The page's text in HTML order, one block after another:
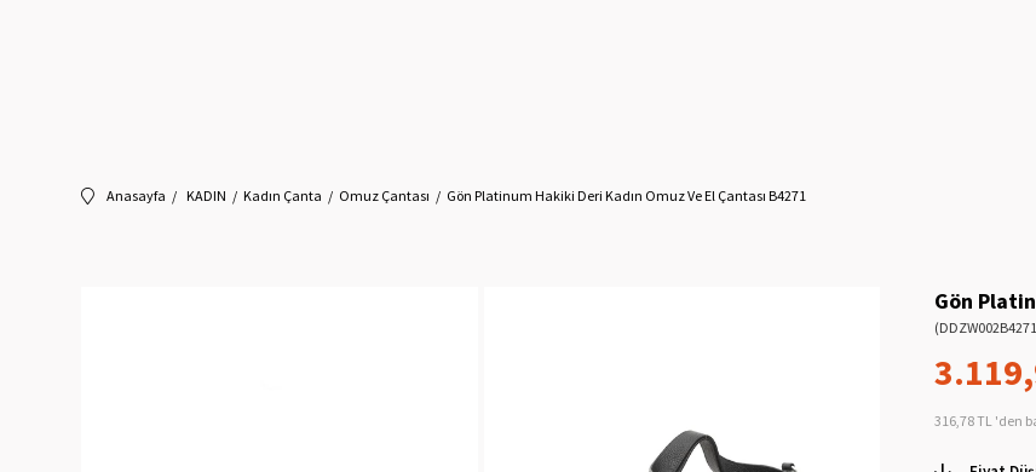
Anasayfa KADIN Kadın Çanta Omuz Çantası Gön Platinum Hakiki Deri Kadın Omuz Ve El Çantası B4271
Gön
316,78 TL 'den